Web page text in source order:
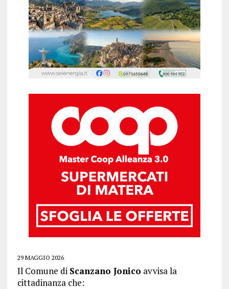
29 MAGGIO 2026
Il Comune di Scanzano Jonico avvisa la
cittadinanza che: